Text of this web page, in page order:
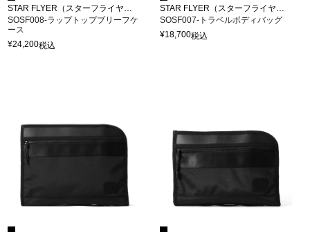
STAR FLYER（スターフライヤー）
SOSF008-ラップトップブリーフケ
ース
¥24,200税込
STAR FLYER（スターフライヤー）
SOSF007-トラベルボディバッグ
¥18,700税込